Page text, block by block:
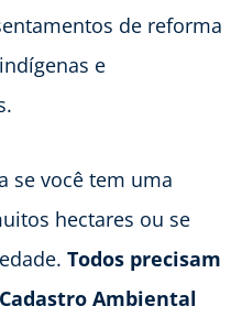
de reforma
e
se você tem uma
hectares ou se
Todos precisam
Ambiental